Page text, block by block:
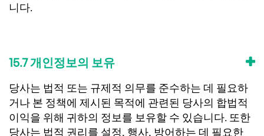
니다.
15.7 개인정보의 보유
당사는 법적 또는 규제적 의무를 준수하는 데 필요하
거나 본 정책에 제시된 목적에 관련된 당사의 합법적
이익을 위해 귀하의 정보를 보유할 수 있습니다. 또한
당사는 법적 권리를 설정, 행사, 방어하는 데 필요한